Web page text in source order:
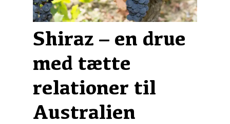
Shiraz – en drue
med tætte
relationer til
Australien